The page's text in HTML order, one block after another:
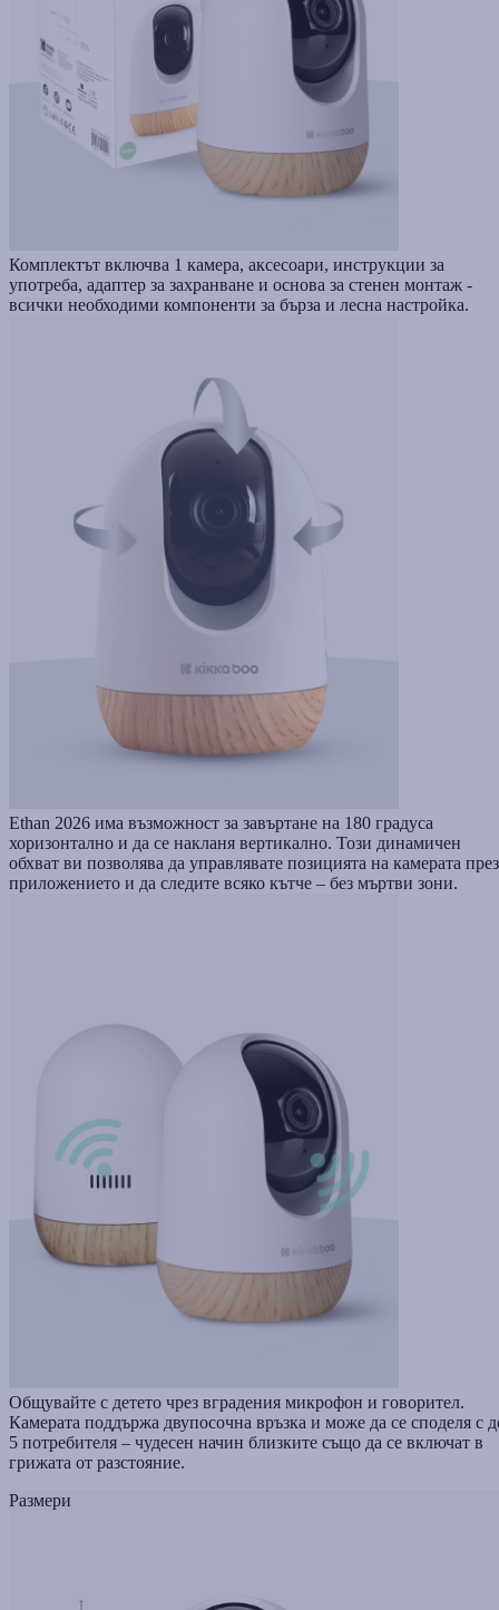
Комплектът включва 1 камера, аксесоари, инструкции за
употреба, адаптер за захранване и основа за стенен монтаж -
всички необходими компоненти за бърза и лесна настройка.
Ethan 2026 има възможност за завъртане на 180 градуса
хоризонтално и да се накланя вертикално. Този динамичен
обхват ви позволява да управлявате позицията на камерата през
приложението и да следите всяко кътче – без мъртви зони.
Общувайте с детето чрез вградения микрофон и говорител.
Камерата поддържа двупосочна връзка и може да се споделя с
5 потребителя – чудесен начин близките също да се включат в
грижата от разстояние.
Размери